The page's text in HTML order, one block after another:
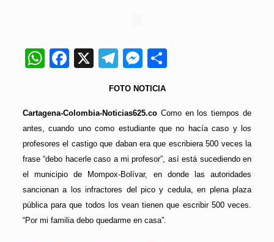
WhatsApp
Facebook
X Telegram
Messenger
Compartir
FOTO NOTICIA
Cartagena-Colombia-Noticias625.co Como en los tiempos de
antes, cuando uno como estudiante que no hacía caso y los
profesores el castigo que daban era que escribiera 500 veces la
frase “debo hacerle caso a mi profesor”, así está sucediendo en
el municipio de Mompox-Bolívar, en donde las autoridades
sancionan a los infractores del pico y cedula, en plena plaza
pública para que todos los vean tienen que escribir 500 veces.
“Por mi familia debo quedarme en casa”.